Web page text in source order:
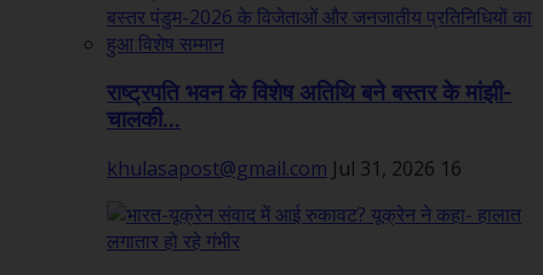
राष्ट्रपति भवन के विशेष अतिथि बने बस्तर के मांझी-
चालकी...
khulasapost@gmail.com Jul 31, 2026 16